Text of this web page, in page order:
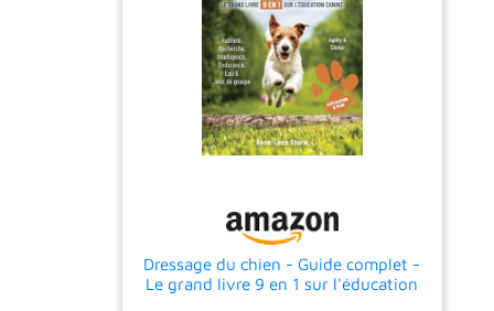
Dressage du chien - Guide complet -
Le grand livre 9 en 1 sur l'éducation